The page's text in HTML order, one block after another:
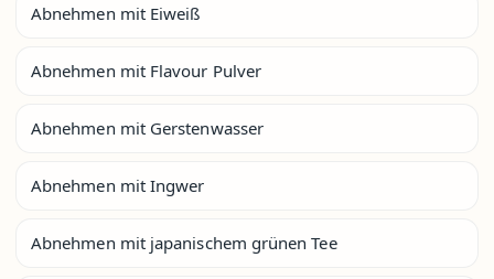
Abnehmen mit Eiweiß
Abnehmen mit Flavour Pulver
Abnehmen mit Gerstenwasser
Abnehmen mit Ingwer
Abnehmen mit japanischem grünen Tee